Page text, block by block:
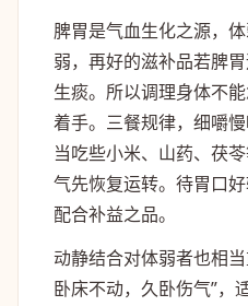
脾胃是气血生化之源，
弱，再好的滋补品若脾
生痰。所以调理身体不
着手。三餐规律，细嚼
当吃些小米、山药、茯
气先恢复运转。待胃口
配合补益之品。
动静结合对体弱者也相
卧床不动，久卧伤气”，